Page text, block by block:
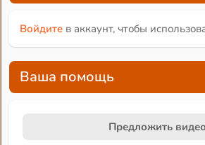
Войдите в аккаунт, чтобы
Ваша помощь
Предложить видео